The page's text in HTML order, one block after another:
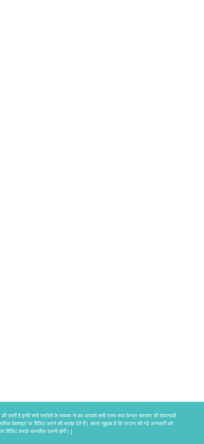
की जाती है इन्ही सभी स्त्रोतो के माध्यम से हम आपको सभी राज्य तथा केन्द्र सरकार की योजनाओं
वेबसाइट पर विजिट करने की सलाह देते हैं| हमारा सुझाव है कि प्रदान की गई जानकारी को
करके सत्यापित करनी होगी।|